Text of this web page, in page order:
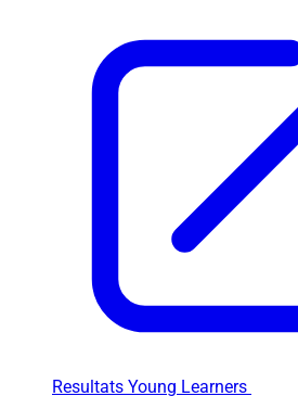
Resultats Young Learners